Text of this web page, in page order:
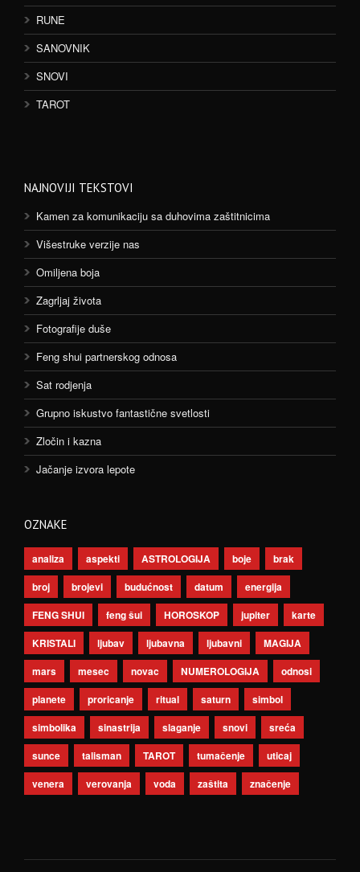
RUNE
SANOVNIK
SNOVI
TAROT
NAJNOVIJI TEKSTOVI
Kamen za komunikaciju sa duhovima zaštitnicima
Višestruke verzije nas
Omiljena boja
Zagrljaj života
Fotografije duše
Feng shui partnerskog odnosa
Sat rodjenja
Grupno iskustvo fantastične svetlosti
Zločin i kazna
Jačanje izvora lepote
OZNAKE
analiza aspekti ASTROLOGIJA boje
brak
broj
brojevi budućnost datum
energija
FENG SHUI
feng šui HOROSKOP jupiter
karte
KRISTALI
ljubav ljubavna ljubavni
MAGIJA
mars
mesec novac NUMEROLOGIJA
odnosi
planete
proricanje ritual saturn
simbol
simbolika
sinastrija slaganje snovi
sreća
sunce
talisman TAROT tumačenje
uticaj
venera
verovanja voda zaštita značenje